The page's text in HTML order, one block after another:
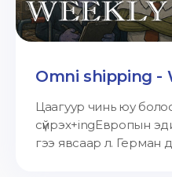
Omni shipping -
Цаагуур чинь юу
сүйрэх+ingЕвропын
гээ явсаар л. Герман